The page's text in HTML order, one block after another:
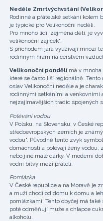
Neděle Zmrtvýchvstání
Rodinné a přátelské setkání
je typické pro Velikonoční neděli.
Pro mnoho lidí, zejména dětí, je
velikonoční zajíček".
S příchodem jara využívají mnozí
rodinným hrám na čerstvém
Velikonoční pondělímá v mnoha
které se často liší regionálně.
oslav Velikonoční neděle a je
rodinnými setkáními a venkovními
nejzajímavějších tradic spojených
Polévání vodou
V Polsku, na Slovensku, v České
středoevropských zemích je
vodou". Původně tento zvyk
domácnosti a polévají ženy vodou,
nebo jiné malé dárky. V moderní
vodní bitvy mezi přáteli.
Pomlázka
V České republice a na Moravě je
a muži chodí od domu k domu a
pomlázkami. Tento obyčej má
poté odměňují muže a chlapce
alkoholu.